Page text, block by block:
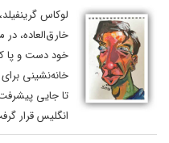
خارق‌العاده،
خود دست و پا
خانه‌نشینی
تا جایی
انگلیس قرار